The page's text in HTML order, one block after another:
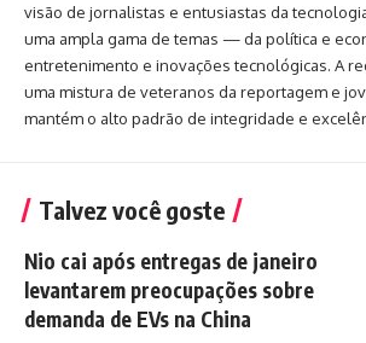
visão de jornalistas e entusiastas da
uma ampla gama de temas — da política e
entretenimento e inovações tecnológicas. A
uma mistura de veteranos da reportagem e
mantém o alto padrão de integridade e
Talvez você goste
Nio cai após entregas de janeiro
levantarem preocupações sobre
demanda de EVs na China